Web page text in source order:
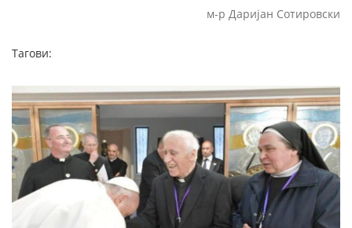
м-р Даријан Сотировски
Тагови: